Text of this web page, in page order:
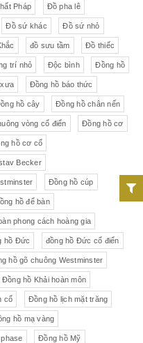
Pháp Đồ pha lê
Đồ sứ khác Đồ sứ nhỏ
đồ sưu tầm Đồ thiếc
trí nhỏ Độc bình Đồng hồ
Đồng hồ báo thức
hồ cây Đồng hồ chân nến
vòng cổ điển Đồng hồ cơ
hồ cơ cổ
Becker
Đồng hồ cúp
hồ để bàn
phong cách hoàng gia
hồ Đức đồng hồ Đức cổ điển
hồ gõ chuông Westminster
Đồng hồ Khải hoàn môn
cổ Đồng hồ lịch mặt trăng
hồ mạ vàng
Đồng hồ Mỹ